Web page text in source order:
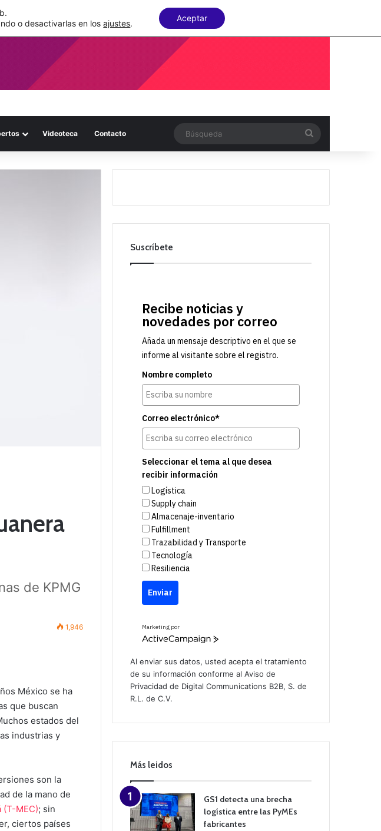
Videoteca Contacto
de KPMG
1,946
México se ha
que buscan
estados del
industrias y
son la
de la mano de
(T-MEC); sin
ciertos países
Suscríbete
Recibe noticias y
novedades por correo
Añada un mensaje descriptivo en el que se
informe al visitante sobre el registro.
Nombre completo
Correo electrónico*
Seleccionar el tema al que desea
recibir información
Logística
Supply chain
Almacenaje-inventario
Fulfillment
Trazabilidad y Transporte
Tecnología
Resiliencia
Enviar
Marketing por
A
v
e
p
i
n
Al enviar sus datos, usted acepta el tratamiento
de su información conforme alAviso de
Privacidad de Digital Communications B2B, S. de
R.L. de C.V.
Más leidos
GS1 detecta una brecha
logística entre las PyMEs
fabricantes
o desactivarlas en losajustes.
Aceptar